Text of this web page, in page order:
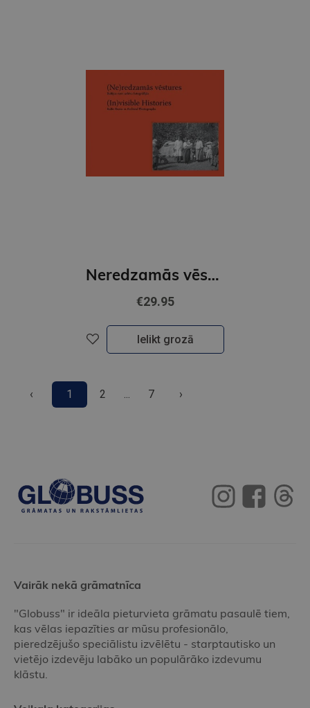
Neredzamās vēstures. Baltijas romi arhīvu fotogrāfijās
€29.95
Ielikt grozā
‹ 1 2 ... 7 ›
Vairāk nekā grāmatnīca
"Globuss" ir ideāla pieturvieta grāmatu pasaulē tiem,
kas vēlas iepazīties ar mūsu profesionālo,
pieredzējušo speciālistu izvēlētu - starptautisko un
vietējo izdevēju labāko un populārāko izdevumu
klāstu.